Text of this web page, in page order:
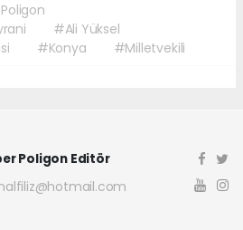
#Ali Yüksel
#Konya #Milletvekili
Poligon Editör